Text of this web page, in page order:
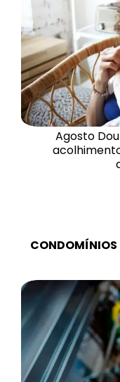
Agosto
CONDOMÍNIOS